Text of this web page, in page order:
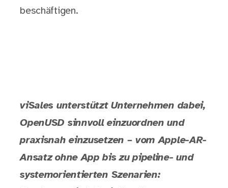
beschäftigen.
viSales unterstützt Unternehmen dabei,
OpenUSD sinnvoll einzuordnen und
praxisnah einzusetzen – vom Apple-AR-
Ansatz ohne App bis zu pipeline- und
systemorientierten Szenarien: